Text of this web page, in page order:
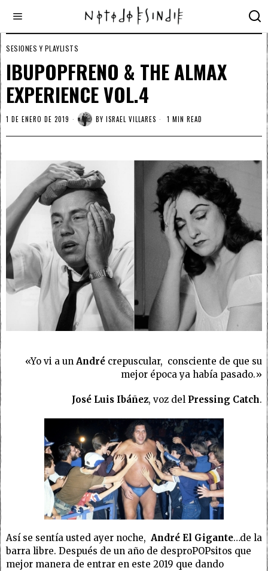
SESIONES Y PLAYLISTS
IBUPOPFRENO & THE ALMAX
EXPERIENCE VOL.4
1 DE ENERO DE 2019 BY ISRAEL VILLARES 1 MIN READ
«Yo vi a un André crepuscular, consciente de que su
mejor época ya había pasado.»
José Luis Ibáñez, voz del Pressing Catch.
Así se sentía usted ayer noche, André El Gigante…de la
barra libre. Después de un año de desproPOPsitos que
mejor manera de entrar en este 2019 que dando